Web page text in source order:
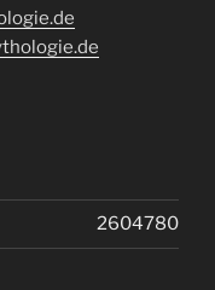
2604780